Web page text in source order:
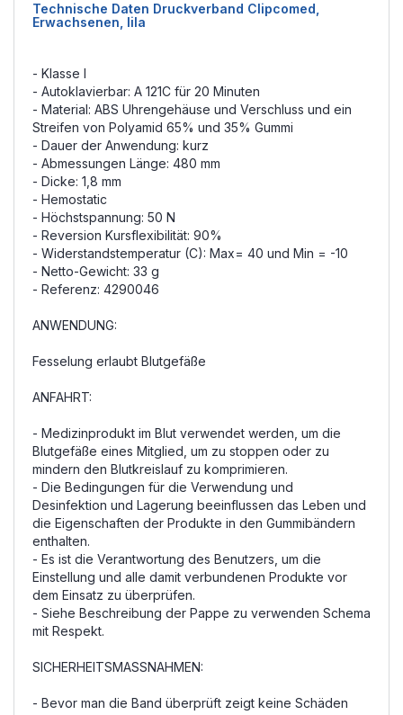
Technische Daten Druckverband Clipcomed,
Erwachsenen, lila
- Klasse I
- Autoklavierbar: A 121C für 20 Minuten
- Material: ABS Uhrengehäuse und Verschluss und ein
Streifen von Polyamid 65% und 35% Gummi
- Dauer der Anwendung: kurz
- Abmessungen Länge: 480 mm
- Dicke: 1,8 mm
- Hemostatic
- Höchstspannung: 50 N
- Reversion Kursflexibilität: 90%
- Widerstandstemperatur (C): Max= 40 und Min = -10
- Netto-Gewicht: 33 g
- Referenz: 4290046
ANWENDUNG:
Fesselung erlaubt Blutgefäße
ANFAHRT:
- Medizinprodukt im Blut verwendet werden, um die
Blutgefäße eines Mitglied, um zu stoppen oder zu
mindern den Blutkreislauf zu komprimieren.
- Die Bedingungen für die Verwendung und
Desinfektion und Lagerung beeinflussen das Leben und
die Eigenschaften der Produkte in den Gummibändern
enthalten.
- Es ist die Verantwortung des Benutzers, um die
Einstellung und alle damit verbundenen Produkte vor
dem Einsatz zu überprüfen.
- Siehe Beschreibung der Pappe zu verwenden Schema
mit Respekt.
SICHERHEITSMASSNAHMEN:
- Bevor man die Band überprüft zeigt keine Schäden